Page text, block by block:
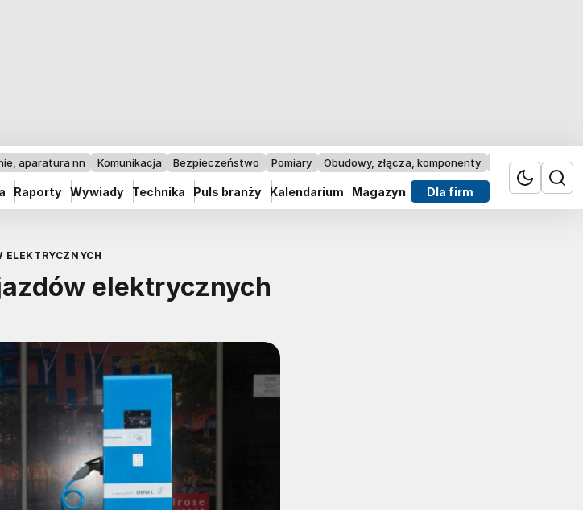
aparatura nn Komunikacja Bezpieczeństwo Pomiary Obudowy, złącza, komponenty Przemysł 4.0
Raporty Wywiady Technika Puls branży Kalendarium Magazyn Dla firm
ELEKTRYCZNYCH
elektrycznych